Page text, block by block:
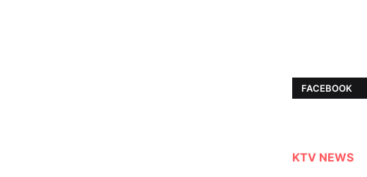
FACEBOOK
KTV NEWS